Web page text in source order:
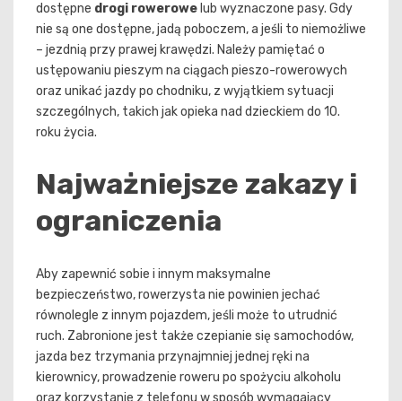
dostępne drogi rowerowe lub wyznaczone pasy. Gdy
nie są one dostępne, jadą poboczem, a jeśli to niemożliwe
– jezdnią przy prawej krawędzi. Należy pamiętać o
ustępowaniu pieszym na ciągach pieszo-rowerowych
oraz unikać jazdy po chodniku, z wyjątkiem sytuacji
szczególnych, takich jak opieka nad dzieckiem do 10.
roku życia.
Najważniejsze zakazy i
ograniczenia
Aby zapewnić sobie i innym maksymalne
bezpieczeństwo, rowerzysta nie powinien jechać
równolegle z innym pojazdem, jeśli może to utrudnić
ruch. Zabronione jest także czepianie się samochodów,
jazda bez trzymania przynajmniej jednej ręki na
kierownicy, prowadzenie roweru po spożyciu alkoholu
oraz korzystanie z telefonu w sposób wymagający